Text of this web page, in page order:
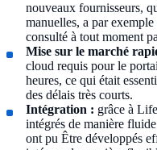
nouveaux fournisseurs,
manuelles, a par
consulté à tout moment
Mise sur le marché
cloud requis pour le
heures, ce qui était
des délais très courts.
Intégration : grâce à
intégrés de manière
ont pu Être développés